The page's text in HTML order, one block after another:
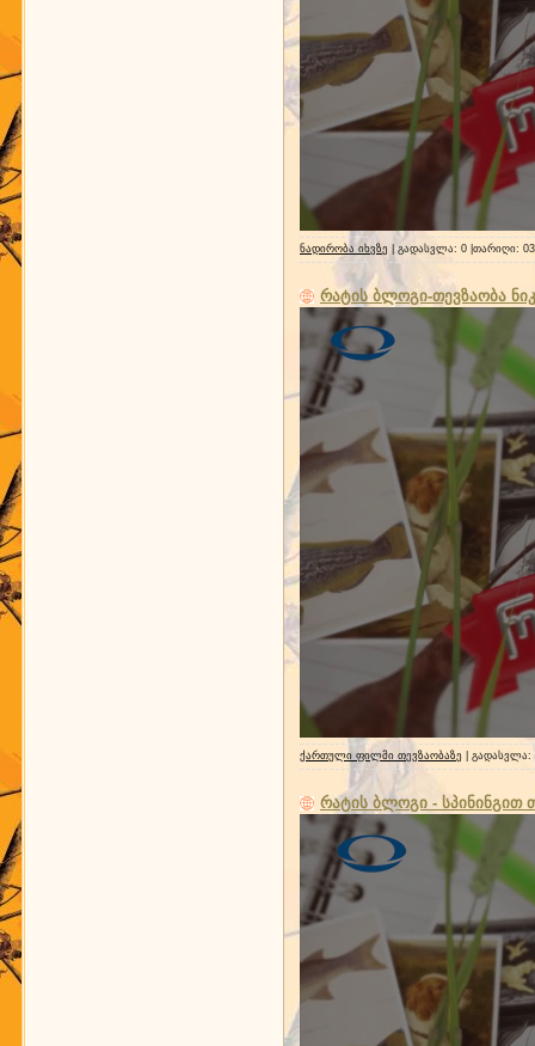
ნადირობა იხვზე | გადასვლა: 0 |თარიღი:
რატის ბლოგი-თევზაობა
ქართული ფილმი თევზაობაზე |
რატის ბლოგი - სპინინგით